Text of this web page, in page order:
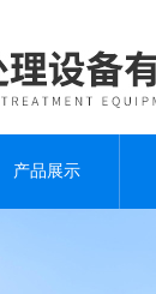
产品展示